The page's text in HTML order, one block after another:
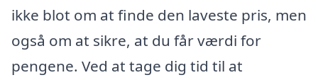
ikke blot om at finde den laveste pris, men
også om at sikre, at du får værdi for
pengene. Ved at tage dig tid til at